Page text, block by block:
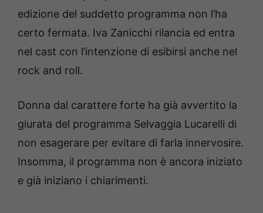
edizione del suddetto programma non l’ha
certo fermata. Iva Zanicchi rilancia ed entra
nel cast con l’intenzione di esibirsi anche nel
rock and roll.
Donna dal carattere forte ha già avvertito la
giurata del programma Selvaggia Lucarelli di
non esagerare per evitare di farla innervosire.
Insomma, il programma non è ancora iniziato
e già iniziano i chiarimenti.